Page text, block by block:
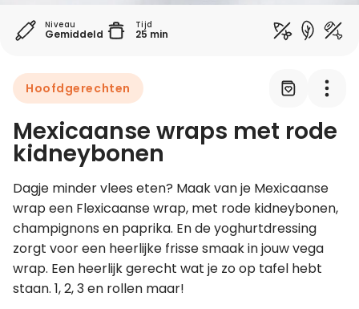
Leer koken als een chef
Kooktips & blogs
Niveau
Gemiddeld
Tijd
25 min
Hoofdgerechten
Mexicaanse wraps met rode
kidneybonen
Dagje minder vlees eten? Maak van je Mexicaanse
wrap een Flexicaanse wrap, met rode kidneybonen,
champignons en paprika. En de yoghurtdressing
zorgt voor een heerlijke frisse smaak in jouw vega
wrap. Een heerlijk gerecht wat je zo op tafel hebt
staan. 1, 2, 3 en rollen maar!